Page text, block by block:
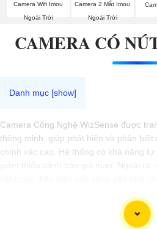
Camera Wifi Imou
Ngoài Trời
Camera 2 Mắt Imou
Ngoài Trời
CAMERA CÓ
Camera Công Nghệ WizSense được
thông minh, giúp phát hiện và phân
chính xác cao. Hệ thống có khả năng